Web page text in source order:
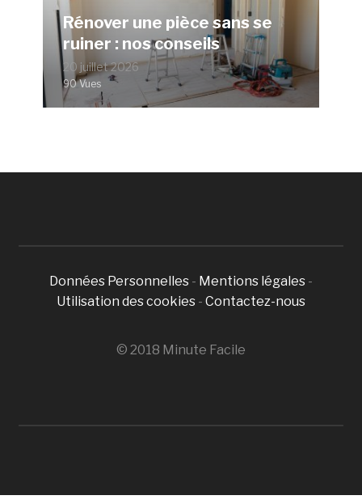
Rénover une pièce sans se
ruiner : nos conseils
20 juillet 2026
90 Vues
Données Personnelles - Mentions légales -
Utilisation des cookies - Contactez-nous
© 2018 Minute Facile